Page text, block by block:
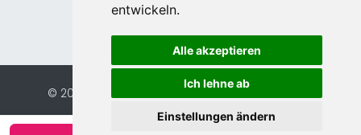
entwickeln.
Alle akzeptieren
Ich lehne ab
Einstellungen ändern
© 2026 Eurochalets | Website von FalcoTravel
Sichere Online-Bezahlung mit